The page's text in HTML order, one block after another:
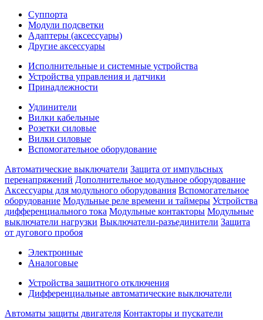
Суппорта
Модули подсветки
Адаптеры (аксессуары)
Другие аксессуары
Исполнительные и системные устройства
Устройства управления и датчики
Принадлежности
Удлинители
Вилки кабельные
Розетки силовые
Вилки силовые
Вспомогательное оборудование
Автоматические выключатели Защита от импульсных
перенапряжений Дополнительное модульное оборудование
Аксессуары для модульного оборудования Вспомогательное
оборудование Модульные реле времени и таймеры Устройства
дифференциального тока Модульные контакторы Модульные
выключатели нагрузки Выключатели-разъединители Защита
от дугового пробоя
Электронные
Аналоговые
Устройства защитного отключения
Дифференциальные автоматические выключатели
Автоматы защиты двигателя Контакторы и пускатели